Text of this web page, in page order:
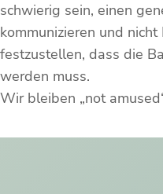
schwierig sein, einen
kommunizieren und
festzustellen, dass die
werden muss.
Wir bleiben „not